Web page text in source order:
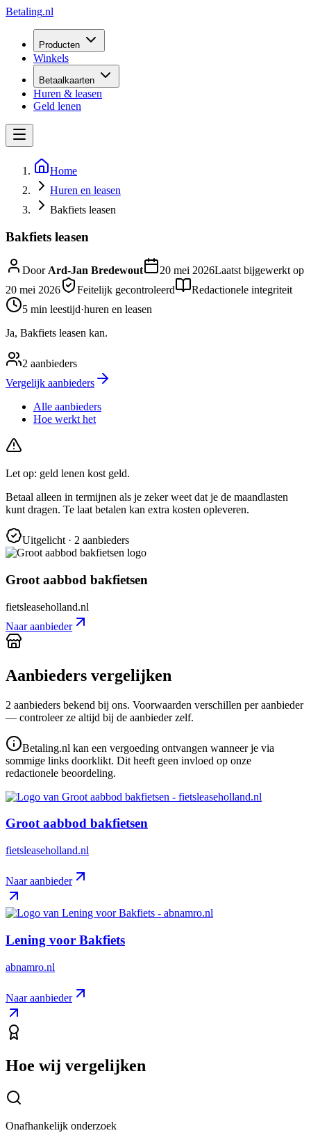
Betaling.nl
Producten
Winkels
Betaalkaarten
Huren & leasen
Geld lenen
Home
Huren en leasen
Bakfiets leasen
Bakfiets leasen
DoorArd-Jan Bredewout 20 mei 2026Laatst bijgewerkt op
20 mei 2026
Feitelijk gecontroleerd
Redactionele integriteit
5 min leestijd·huren en leasen
Ja, Bakfiets leasen kan.
2 aanbieders
Vergelijk aanbieders
Alle aanbieders
Hoe werkt het
Let op: geld lenen kost geld.
Betaal alleen in termijnen als je zeker weet dat je de maandlasten
kunt dragen. Te laat betalen kan extra kosten opleveren.
Uitgelicht· 2 aanbieders
Groot aabbod bakfietsen
fietsleaseholland.nl
Naar aanbieder
Aanbieders vergelijken
2 aanbieders bekend bij ons. Voorwaarden verschillen per aanbieder
— controleer ze altijd bij de aanbieder zelf.
Betaling.nl kan een vergoeding ontvangen wanneer je via
sommige links doorklikt. Dit heeft geen invloed op onze
redactionele beoordeling.
Groot aabbod bakfietsen
fietsleaseholland.nl
Naar aanbieder
Lening voor Bakfiets
abnamro.nl
Naar aanbieder
Hoe wij vergelijken
Onafhankelijk onderzoek